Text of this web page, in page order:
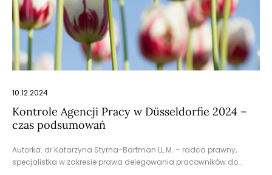
10.12.2024
Kontrole Agencji Pracy w Düsseldorfie 2024 –
czas podsumowań
Autorka: dr Katarzyna Styrna-Bartman LL.M. – radca prawny,
specjalistka w zakresie prawa delegowania pracowników do…